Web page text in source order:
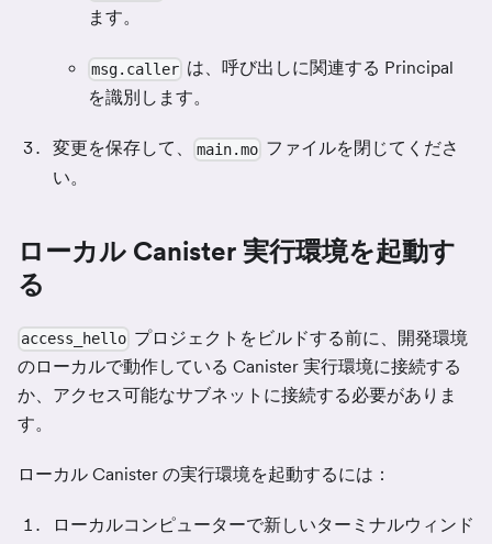
ます。
msg.caller は、呼び出しに関連する Principal
を識別します。
変更を保存して、 main.mo ファイルを閉じてくださ
い。
ローカル Canister 実行環境を起動す
る
access_hello プロジェクトをビルドする前に、開発環境
のローカルで動作している Canister 実行環境に接続する
か、アクセス可能なサブネットに接続する必要がありま
す。
ローカル Canister の実行環境を起動するには：
ローカルコンピューターで新しいターミナルウィンド